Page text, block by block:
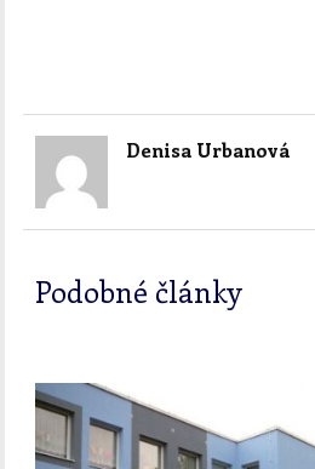
Denisa Urbanová
Podobné články